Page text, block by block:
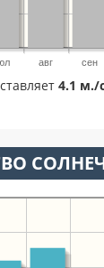
авг сен
4.1 м./